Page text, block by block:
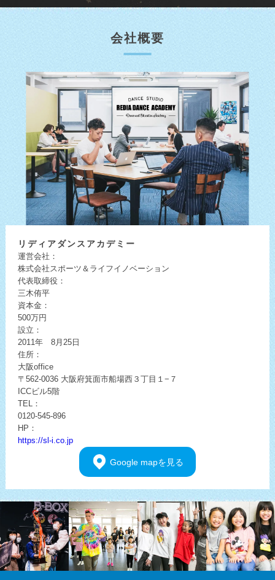
会社概要
リディアダンスアカデミー
運営会社：
株式会社スポーツ＆ライフイノベーション
代表取締役：
三木侑平
資本金：
500万円
設立：
2011年 8月25日
住所：
大阪office
〒562-0036 大阪府箕面市船場西３丁目１−７
ICCビル5階
TEL：
0120-545-896
HP：
https://sl-i.co.jp
Google mapを見る